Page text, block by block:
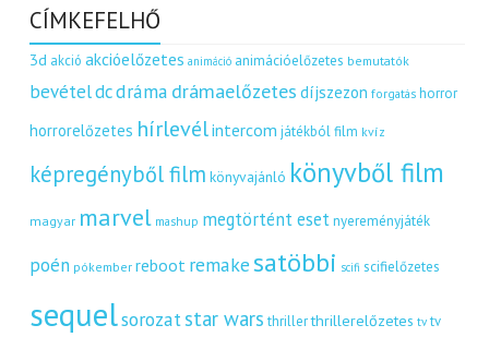
CÍMKEFELHŐ
3d akció akcióelőzetes animáció animációelőzetes bemutatók
bevételdcdráma drámaelőzetes díjszezon forgatás horror
horrorelőzetes hírlevélintercom játékból film kvíz
képregényből film könyvajánló könyvből film
magyar marvel mashup megtörtént eset nyereményjáték
poén pókember reboot remakesatöbbi scifi scifielőzetes
sequelsorozatstar wars thriller thrillerelőzetes tv tv